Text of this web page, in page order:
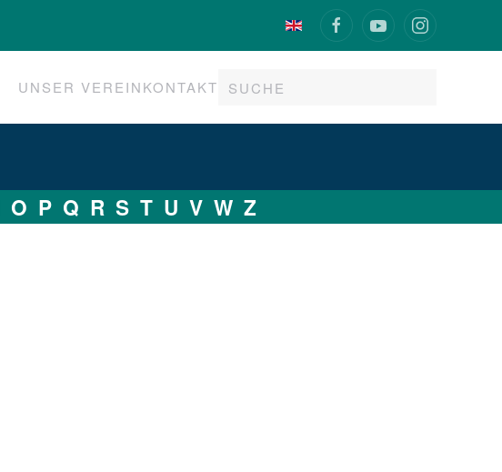
UNSER VEREINKONTAKT
O P Q R S T U V W Z